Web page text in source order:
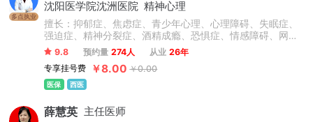
多点执业
沈阳医学院沈洲医院 精神心理
擅长：抑郁症、焦虑症、青少年心理、心理障碍、失眠症、
强迫症、精神分裂症、酒精成瘾、恐惧症、情感障碍、网
瘾、妄想症、多动症、抽动症、自闭症、注意力不集中、拖
延症、厌食症、躁狂症、幻听、疑病症、躯体症状障碍、头
晕头痛、神经衰弱、睡眠障碍、胸闷心慌、植物神经紊乱、
人格障碍、妄想症、躁狂症、孤独症、戒烟及赌瘾等儿少及
9.8 预约量 274人 从业 26年
专享挂号费
￥8.00 ￥0.00
医保 西医
薛慧英 主任医师